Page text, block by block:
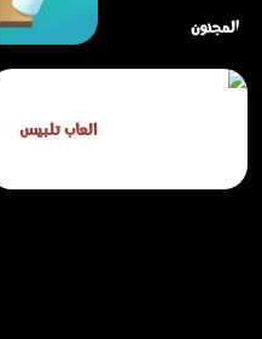
لعبة قلب الزجاجة
العاب تلبيس